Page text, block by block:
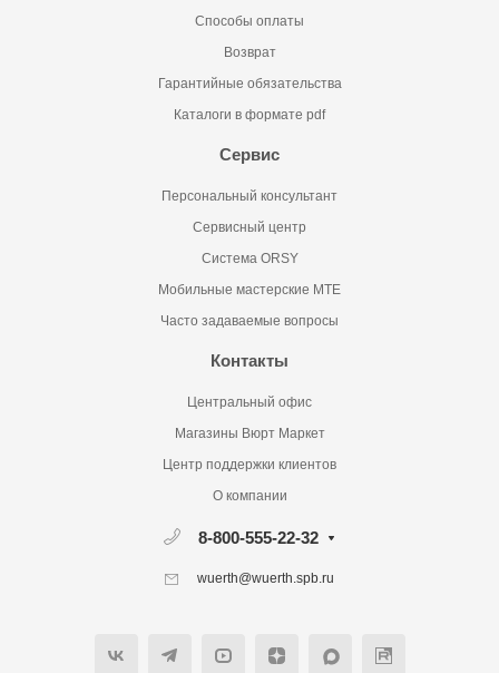
Способы оплаты
Возврат
Гарантийные обязательства
Каталоги в формате pdf
Сервис
Персональный консультант
Сервисный центр
Система ORSY
Мобильные мастерские MTE
Часто задаваемые вопросы
Контакты
Центральный офис
Магазины Вюрт Маркет
Центр поддержки клиентов
О компании
8-800-555-22-32
wuerth@wuerth.spb.ru